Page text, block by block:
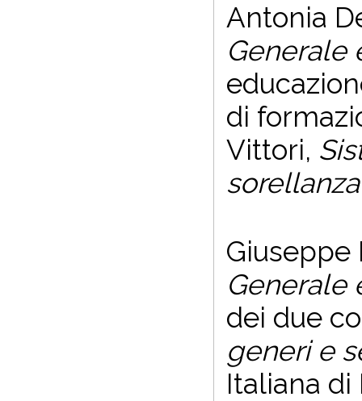
Antonia
Generale
di
Vittori,
sorellanza
Generale
dei due
generi e
Italiana di